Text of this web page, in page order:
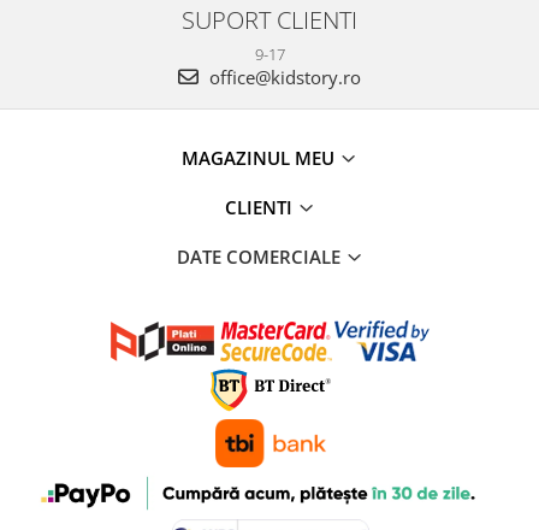
SUPORT CLIENTI
9-17
office@kidstory.ro
MAGAZINUL MEU
CLIENTI
DATE COMERCIALE